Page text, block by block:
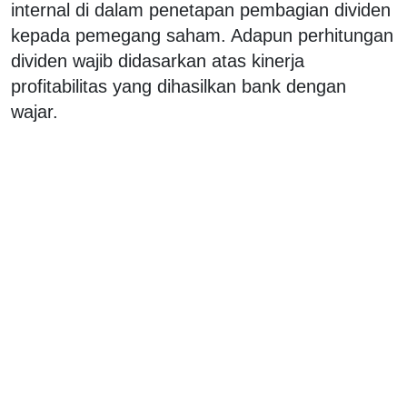
internal di dalam penetapan pembagian dividen
kepada pemegang saham. Adapun perhitungan
dividen wajib didasarkan atas kinerja
profitabilitas yang dihasilkan bank dengan
wajar.